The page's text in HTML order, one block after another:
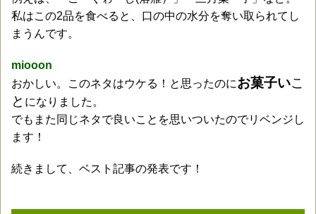
私はこの2品を食べると、口の中の水分を奪い取られてし
まうんです。
miooon
おかしい。このネタはウケる！と思ったのにお菓子いこ
と になりました。
でもまた同じネタで良いことを思いついたのでリベンジし
ます！
続きまして、ベスト記事の発表です！